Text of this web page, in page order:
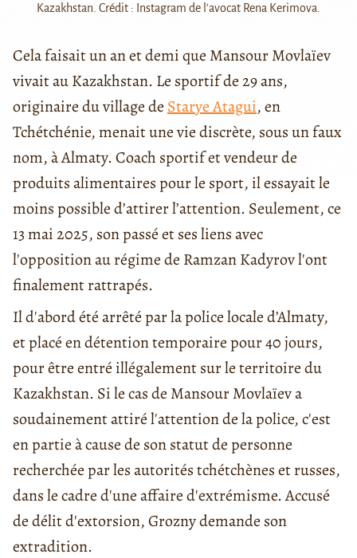
Kazakhstan. Crédit : Instagram de l'avocat Rena Kerimova.
Cela faisait un an et demi que Mansour Movlaïev
vivait au Kazakhstan. Le sportif de 29 ans,
originaire du village de Starye Atagui, en
Tchétchénie, menait une vie discrète, sous un faux
nom, à Almaty. Coach sportif et vendeur de
produits alimentaires pour le sport, il essayait le
moins possible d’attirer l’attention. Seulement, ce
13 mai 2025, son passé et ses liens avec
l'opposition au régime de Ramzan Kadyrov l'ont
finalement rattrapés.
Il d'abord été arrêté par la police locale d’Almaty,
et placé en détention temporaire pour 40 jours,
pour être entré illégalement sur le territoire du
Kazakhstan. Si le cas de Mansour Movlaïev a
soudainement attiré l'attention de la police, c'est
en partie à cause de son statut de personne
recherchée par les autorités tchétchènes et russes,
dans le cadre d'une affaire d'extrémisme. Accusé
de délit d'extorsion, Grozny demande son
extradition.